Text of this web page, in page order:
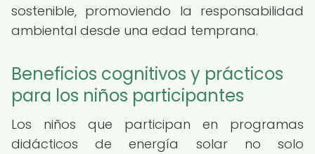
sostenible, promoviendo la responsabilidad
ambiental desde una edad temprana.
Beneficios cognitivos y prácticos
para los niños participantes
Los niños que participan en programas
didácticos de energía solar no solo